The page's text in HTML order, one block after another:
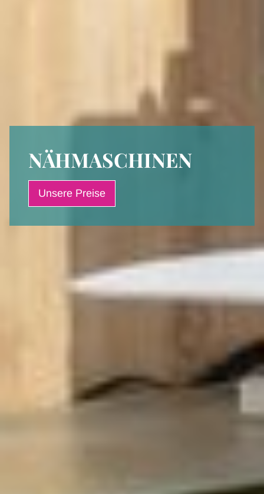
NÄHMASCHINEN
Unsere Preise